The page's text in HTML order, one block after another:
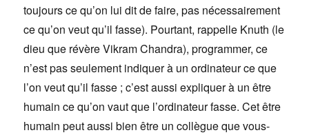
toujours ce qu’on lui dit de faire, pas nécessairement
ce qu’on veut qu’il fasse). Pourtant, rappelle Knuth (le
dieu que révère Vikram Chandra), programmer, ce
n’est pas seulement indiquer à un ordinateur ce que
l’on veut qu’il fasse ; c’est aussi expliquer à un être
humain ce qu’on vaut que l’ordinateur fasse. Cet être
humain peut aussi bien être un collègue que vous-